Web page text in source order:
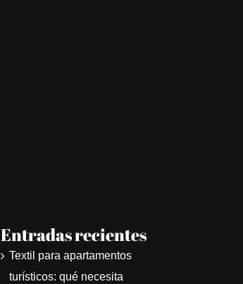
Entradas recientes
Textil para apartamentos
turísticos: qué necesita